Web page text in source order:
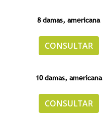
8 damas, americana
CONSULTAR
10 damas, americana
CONSULTAR